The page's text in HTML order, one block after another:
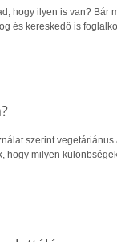
hogy ilyen is van? Bár
és kereskedő is
szerint
hogy milyen